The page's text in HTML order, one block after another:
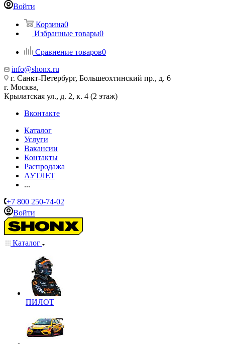
Войти
Корзина0
Избранные товары0
Сравнение товаров0
info@shonx.ru
г. Санкт-Петербург, Большеохтинский пр., д. 6
г. Москва,
Крылатская ул., д. 2, к. 4 (2 этаж)
Вконтакте
Каталог
Услуги
Вакансии
Контакты
Распродажа
АУТЛЕТ
...
+7 800 250-74-02
Войти
Каталог
ПИЛОТ